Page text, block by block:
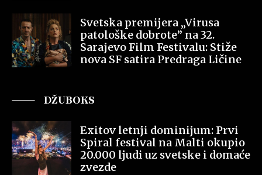
Svetska premijera „Virusa
patološke dobrote” na 32.
Sarajevo Film Festivalu: Stiže
nova SF satira Predraga Ličine
DŽUBOKS
Exitov letnji dominijum: Prvi
Spiral festival na Malti okupio
20.000 ljudi uz svetske i domaće
zvezde